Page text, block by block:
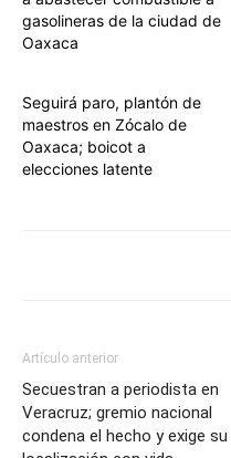
gasolineras de la ciudad de
Oaxaca
Seguirá paro, plantón de
maestros en Zócalo de
Oaxaca; boicot a
elecciones latente
Artículo anterior
Secuestran a periodista en
Veracruz; gremio nacional
condena el hecho y exige su